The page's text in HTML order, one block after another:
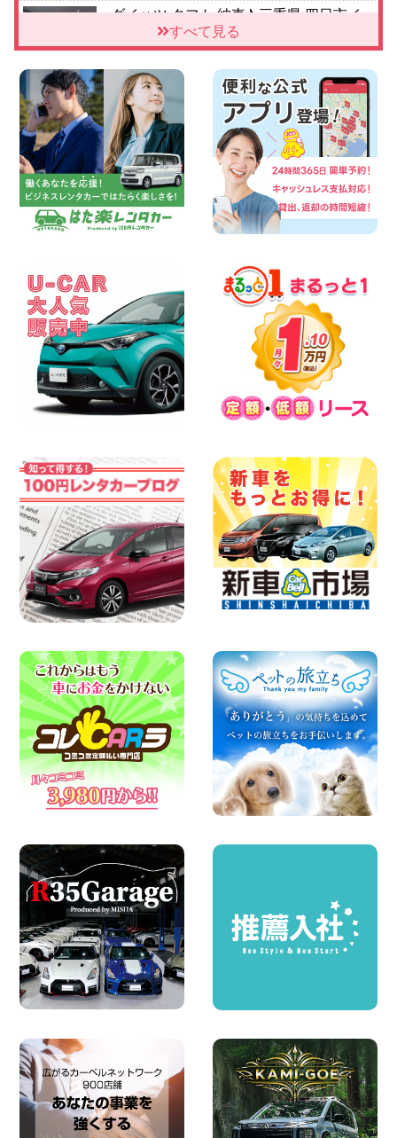
ダイハツ タフト 納車♪ 三重県 四日市イ
ンター店
100円レンタカー 四日市インター
夏季休暇のお知らせ 東京都 墨田両国店
100円レンタカー 墨田両国
2026年08月07日
三河安城店 8月後半のレンタカー予約は
お早めに♪ルーミーご予約受付中です! 愛
知県 三河安城店
100円レンタカー 三河安城
2026年08月07日
お盆シーズン空きあり!!100円レンタカー
夏季休暇のお知らせ 東京都 墨田文花店
100円レンタカー 墨田文花
2026年08月07日
8月 お盆休みのお知らせ 広島県 ベイシテ
ィ宇品店
100円レンタカー ベイシティ宇品
2026年08月07日
横浜弥生台店限定!!夏季特別キャンペーン
100円レンタカー 横浜弥生台
2026年08月07日
お盆も休まず営業します! 神奈川県 横浜
旭南本宿町店
100円レンタカー 横浜旭南本宿町
2026年08月07日
お引越しに便利で最適!(禁煙車両) 香川県
坂出川津店
100円レンタカー 坂出川津
2026年08月07日
【カーシェアのレンタカーが2台になりま
100円レンタカー 各務原那加
2026年08月06日
空き有ります!!コンパクトSUV 軽 ミニバ
ン 軽トラ 車種多数!!関東圏必見♪ 東京都
町田根岸店
100円レンタカー 町田根岸
2026年08月06日
体調崩してませんか?? 兵庫県 加古川店
100円レンタカー 加古川
2026年08月06日
ハイエースワゴンGL!!クルーズコントロ
ールが付いている〜!! 福島県 福島笹木野
2026年08月05日
※※超格安日額5,800円※※荷物運びに最適
の軽バンのレンタカー!! 出雲ドーム前店
島根県 出雲ドーム前店
すべて見る